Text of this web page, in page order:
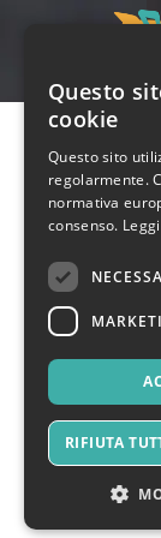
Questo
cookie
Questo sito
regolarmente.
normativa
consenso.
RIFIUTA